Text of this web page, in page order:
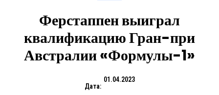
Ферстаппен выиграл
квалификацию Гран-при
Австралии «Формулы-1»
Дата:
01.04.2023